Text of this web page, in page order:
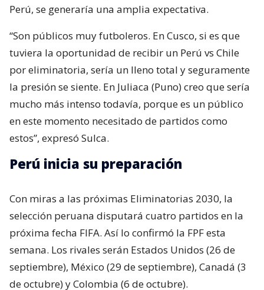
Perú, se generaría una amplia expectativa.
“Son públicos muy futboleros. En Cusco, si es que
tuviera la oportunidad de recibir un Perú vs Chile
por eliminatoria, sería un lleno total y seguramente
la presión se siente. En Juliaca (Puno) creo que sería
mucho más intenso todavía, porque es un público
en este momento necesitado de partidos como
estos”, expresó Sulca.
Perú inicia su preparación
Con miras a las próximas Eliminatorias 2030, la
selección peruana disputará cuatro partidos en la
próxima fecha FIFA. Así lo confirmó la FPF esta
semana. Los rivales serán Estados Unidos (26 de
septiembre), México (29 de septiembre), Canadá (3
de octubre) y Colombia (6 de octubre).